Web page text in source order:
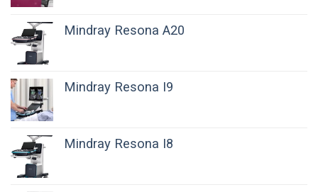
Mindray Resona A20
Mindray Resona I9
Mindray Resona I8